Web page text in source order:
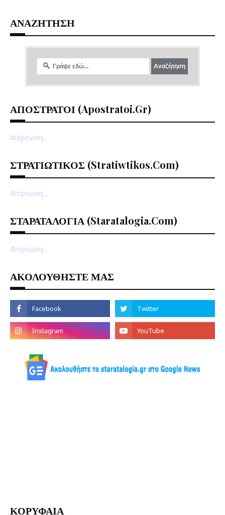
ΑΝΑΖΗΤΗΣΗ
ΑΠΟΣΤΡΑΤΟΙ (apostratoi.gr)
Φόρτωση...
ΣΤΡΑΤΙΩΤΙΚΟΣ (stratiwtikos.com)
Φόρτωση...
ΣΤΑΡΑΤΑΛΟΓΙΑ (staratalogia.com)
Φόρτωση...
ΑΚΟΛΟΥΘΗΣΤΕ ΜΑΣ
ΚΟΡΥΦΑΙΑ